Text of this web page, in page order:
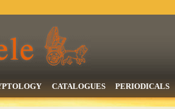
CATALOGUES PERIODICALS